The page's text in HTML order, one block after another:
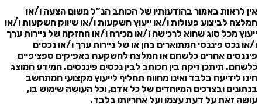
אין לראות באמור בהודעותיו של הכותב הנ”ל משום הצעה ו/או
המלצה לביצוע פעולות ו/או ייעוץ השקעות ו/או שיווק השקעות ו/או
ייעוץ מכל סוג שהוא לרכישה ו/או מכירה ו/או החזקה של ניירות ערך
ו/או נכס פיננסי המתוארים בהן או של ניירות ערך ו/או נכסים
פיננסים אחרים כלשהם או המלצה להשקעה באפיקים ספציפיים
כלשהם. תיתכן זיקה בין הכותב לבין נכסים פיננסים. המידע המוצג
הינו לידיעה בלבד ואינו מהווה תחליף לייעוץ מקצועי המתחשב
בנתונים ובצרכים המיוחדים של כל אדם, וכל העושה שימוש בו,
עושה זאת על דעת עצמו ועל אחריותו בלבד.